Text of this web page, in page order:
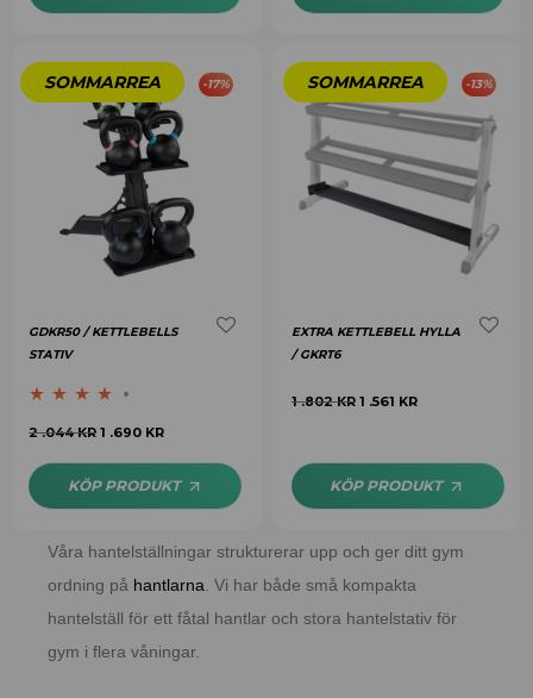
-17%
GDKR50 / KETTLEBELLS
STATIV
Betygsatt
2 .044KR 1 .690 KR
KÖP PRODUKT
-13%
EXTRA KETTLEBELL HYLLA
/ GKRT6
1 .802KR 1 .561 KR
KÖP PRODUKT
Våra hantelställningar strukturerar upp och ger ditt gym
ordning på hantlarna . Vi har både små kompakta
hantelställ för ett fåtal hantlar och stora hantelstativ för
gym i flera våningar.